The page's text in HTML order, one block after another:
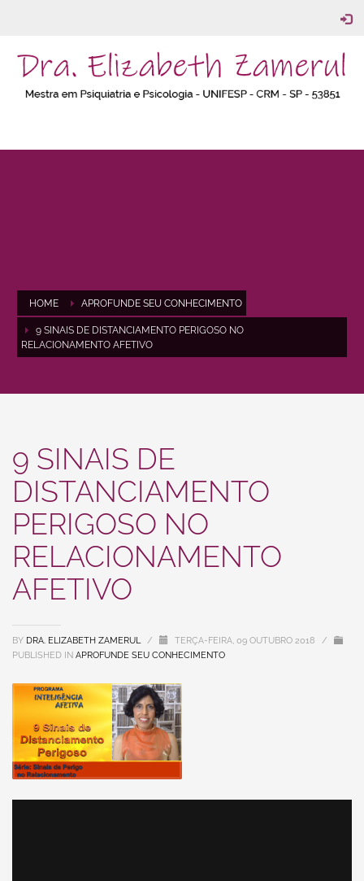
HOME APROFUNDE SEU CONHECIMENTO
9 SINAIS DE DISTANCIAMENTO PERIGOSO NO
RELACIONAMENTO AFETIVO
9 SINAIS DE
DISTANCIAMENTO
PERIGOSO NO
RELACIONAMENTO
AFETIVO
BY DRA. ELIZABETH ZAMERUL / TERÇA-FEIRA, 09 OUTUBRO 2018
/
PUBLISHED IN APROFUNDE SEU CONHECIMENTO